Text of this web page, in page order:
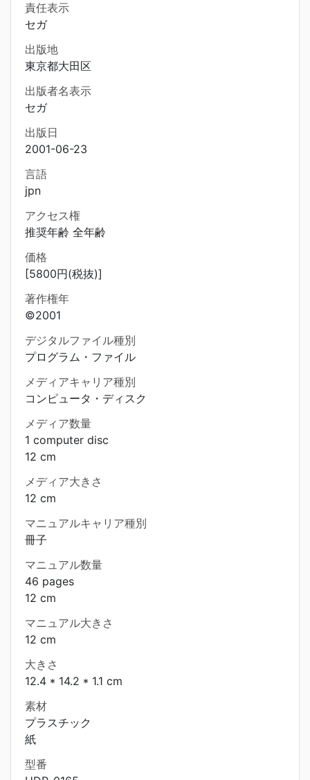
責任表示
セガ
出版地
東京都大田区
出版者名表示
セガ
出版日
2001-06-23
言語
jpn
アクセス権
推奨年齢 全年齢
価格
[5800円(税抜)]
著作権年
©2001
デジタルファイル種別
プログラム・ファイル
メディアキャリア種別
コンピュータ・ディスク
メディア数量
1 computer disc
12 cm
メディア大きさ
12 cm
マニュアルキャリア種別
冊子
マニュアル数量
46 pages
12 cm
マニュアル大きさ
12 cm
大きさ
12.4 * 14.2 * 1.1 cm
素材
プラスチック
紙
型番